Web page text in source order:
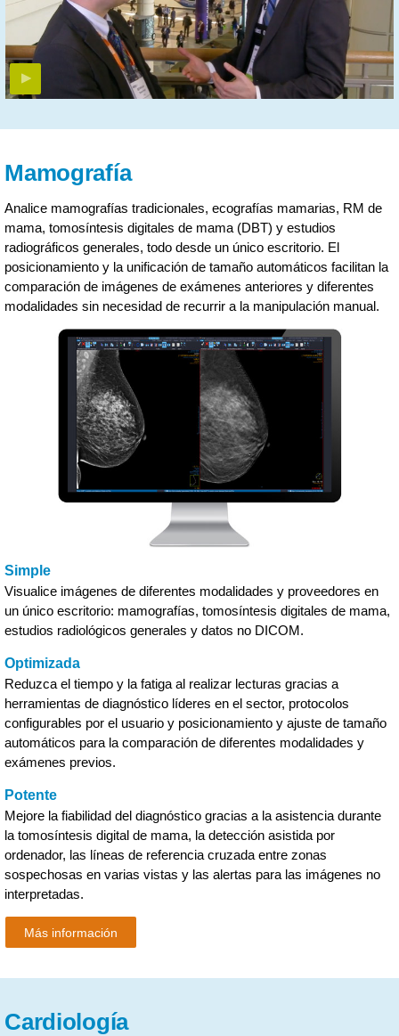
Mamografía
Analice mamografías tradicionales, ecografías mamarias, RM de
mama, tomosíntesis digitales de mama (DBT) y estudios
radiográficos generales, todo desde un único escritorio. El
posicionamiento y la unificación de tamaño automáticos facilitan la
comparación de imágenes de exámenes anteriores y diferentes
modalidades sin necesidad de recurrir a la manipulación manual.
Simple
Visualice imágenes de diferentes modalidades y proveedores en
un único escritorio: mamografías, tomosíntesis digitales de mama,
estudios radiológicos generales y datos no DICOM.
Optimizada
Reduzca el tiempo y la fatiga al realizar lecturas gracias a
herramientas de diagnóstico líderes en el sector, protocolos
configurables por el usuario y posicionamiento y ajuste de tamaño
automáticos para la comparación de diferentes modalidades y
exámenes previos.
Potente
Mejore la fiabilidad del diagnóstico gracias a la asistencia durante
la tomosíntesis digital de mama, la detección asistida por
ordenador, las líneas de referencia cruzada entre zonas
sospechosas en varias vistas y las alertas para las imágenes no
interpretadas.
Más información
Cardiología